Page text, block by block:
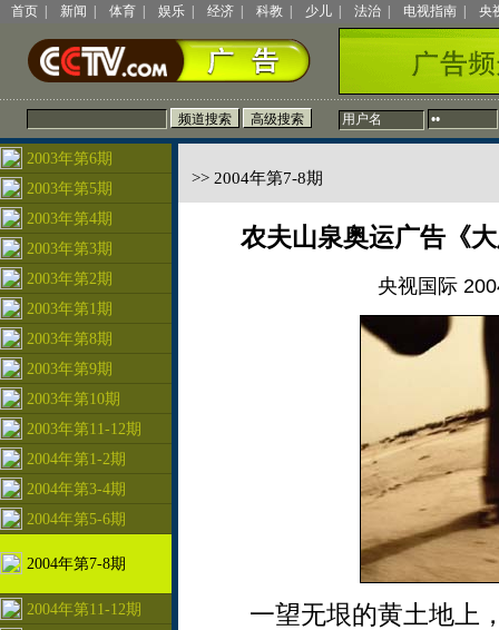
首页 新闻 体育 娱乐 经济 科教 少儿 法治 电视指南 央
2003年第6期
2003年第5期
2003年第4期
2003年第3期
2003年第2期
2003年第1期
2003年第8期
2003年第9期
2003年第10期
2003年第11-12期
2004年第1-2期
2004年第3-4期
2004年第5-6期
2004年第7-8期
2004年第11-12期
>> 2004年第7-8期
农夫山泉奥运广告《
央视国际
一望无垠的黄土地上，